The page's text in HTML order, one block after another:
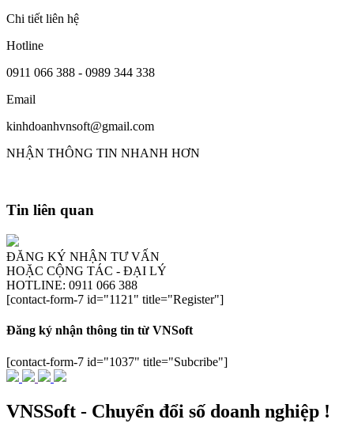
Chi tiết liên hệ
Hotline
0911 066 388 - 0989 344 338
Email
kinhdoanhvnsoft@gmail.com
NHẬN THÔNG TIN NHANH HƠN
Tin liên quan
ĐĂNG KÝ NHẬN TƯ VẤN
HOẶC CỘNG TÁC - ĐẠI LÝ
HOTLINE: 0911 066 388
[contact-form-7 id="1121" title="Register"]
Đăng ký nhận thông tin từ VNSoft
[contact-form-7 id="1037" title="Subcribe"]
VNSSoft - Chuyển đổi số doanh nghiệp !